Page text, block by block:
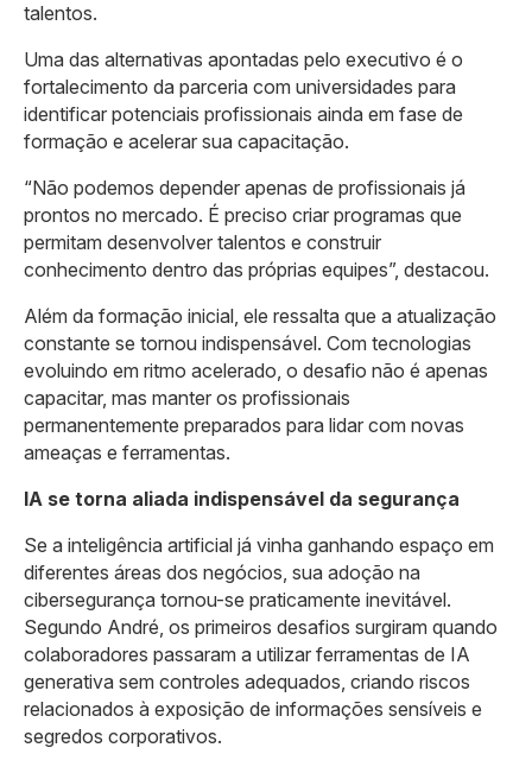
talentos.
Uma das alternativas apontadas pelo executivo é o
fortalecimento da parceria com universidades para
identificar potenciais profissionais ainda em fase de
formação e acelerar sua capacitação.
“Não podemos depender apenas de profissionais já
prontos no mercado. É preciso criar programas que
permitam desenvolver talentos e construir
conhecimento dentro das próprias equipes”, destacou.
Além da formação inicial, ele ressalta que a atualização
constante se tornou indispensável. Com tecnologias
evoluindo em ritmo acelerado, o desafio não é apenas
capacitar, mas manter os profissionais
permanentemente preparados para lidar com novas
ameaças e ferramentas.
IA se torna aliada indispensável da segurança
Se a inteligência artificial já vinha ganhando espaço em
diferentes áreas dos negócios, sua adoção na
cibersegurança tornou-se praticamente inevitável.
Segundo André, os primeiros desafios surgiram quando
colaboradores passaram a utilizar ferramentas de IA
generativa sem controles adequados, criando riscos
relacionados à exposição de informações sensíveis e
segredos corporativos.